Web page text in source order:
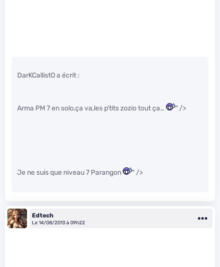
DarKCallistO a écrit :
Arma PM 7 en solo,ça va,les p’tits zozio tout ça… " />
Je ne suis que niveau 7 Parangon " />
Edtech
Le 14/08/2013 à 09h22